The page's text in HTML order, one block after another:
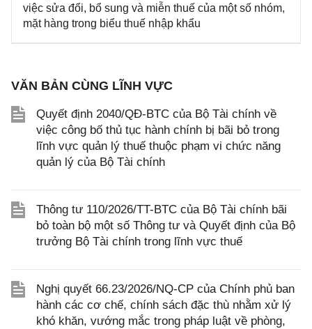
việc sửa đổi, bổ sung và miễn thuế của một số nhóm,
mặt hàng trong biểu thuế nhập khẩu
VĂN BẢN CÙNG LĨNH VỰC
Quyết định 2040/QĐ-BTC của Bộ Tài chính về
việc công bố thủ tục hành chính bị bãi bỏ trong
lĩnh vực quản lý thuế thuộc phạm vi chức năng
quản lý của Bộ Tài chính
Thông tư 110/2026/TT-BTC của Bộ Tài chính bãi
bỏ toàn bộ một số Thông tư và Quyết định của Bộ
trưởng Bộ Tài chính trong lĩnh vực thuế
Nghị quyết 66.23/2026/NQ-CP của Chính phủ ban
hành các cơ chế, chính sách đặc thù nhằm xử lý
khó khăn, vướng mắc trong pháp luật về phòng,